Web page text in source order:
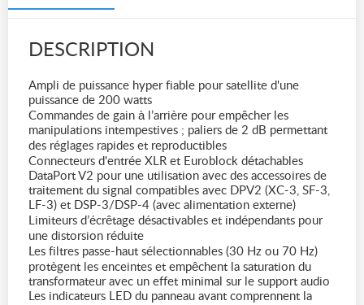
DESCRIPTION
Ampli de puissance hyper fiable pour satellite d'une
puissance de 200 watts
Commandes de gain à l’arrière pour empêcher les
manipulations intempestives ; paliers de 2 dB permettant
des réglages rapides et reproductibles
Connecteurs d'entrée XLR et Euroblock détachables
DataPort V2 pour une utilisation avec des accessoires de
traitement du signal compatibles avec DPV2 (XC-3, SF-3,
LF-3) et DSP-3/DSP-4 (avec alimentation externe)
Limiteurs d’écrêtage désactivables et indépendants pour
une distorsion réduite
Les filtres passe-haut sélectionnables (30 Hz ou 70 Hz)
protègent les enceintes et empêchent la saturation du
transformateur avec un effet minimal sur le support audio
Les indicateurs LED du panneau avant comprennent la